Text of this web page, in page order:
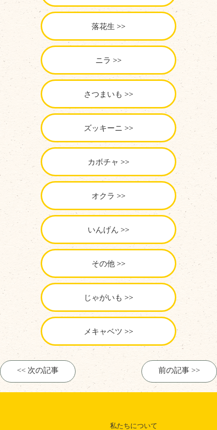
落花生
ニラ
さつまいも
ズッキーニ
カボチャ
オクラ
いんげん
その他
じゃがいも
メキャベツ
<< 次の記事 前の記事 >>
私たちについて